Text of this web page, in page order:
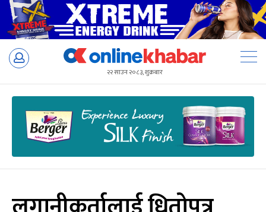
Skip
२२ साउन २०८३, शुक्रबार